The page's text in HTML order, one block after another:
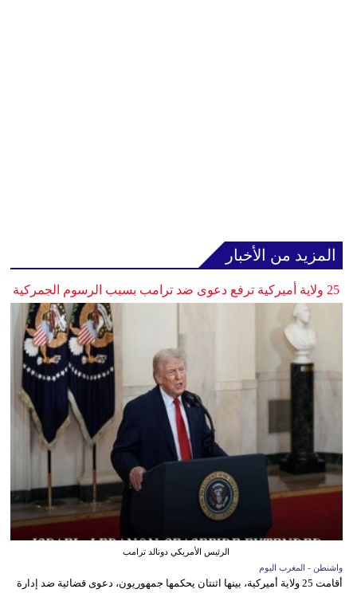
المزيد من الأخبار
25 ولاية أميركية ترفع دعوى ضد ترامب بسبب الرسوم الجمركية
الرئيس الأمريكي دونالد ترامب
واشنطن - المغرب اليوم
أقامت 25 ولاية أميركية، بينها اثنتان يحكمها جمهوريون، دعوى قضائية ضد إدارة